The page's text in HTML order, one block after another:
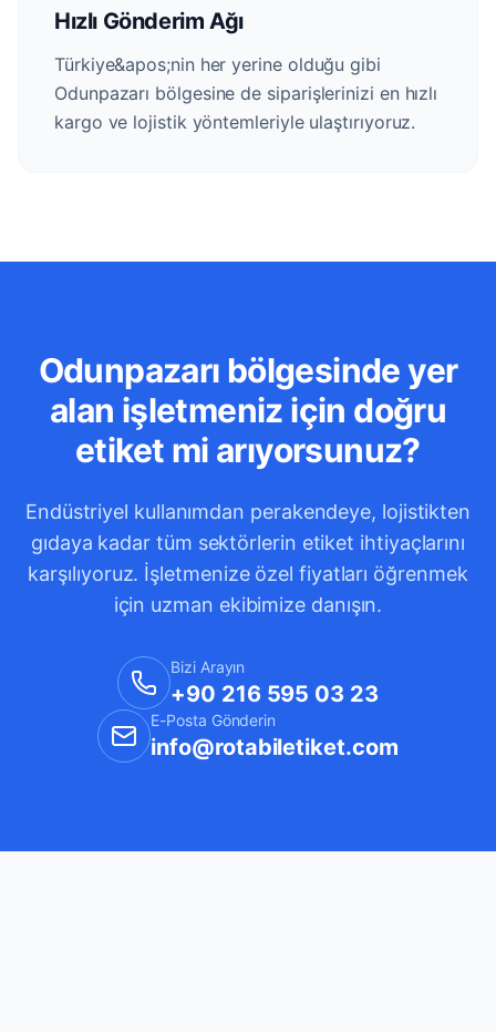
Hızlı Gönderim Ağı
Türkiye&apos;nin her yerine olduğu gibi
Odunpazarı bölgesine de siparişlerinizi en hızlı
kargo ve lojistik yöntemleriyle ulaştırıyoruz.
Odunpazarı bölgesinde yer
alan işletmeniz için doğru
etiket mi arıyorsunuz?
Endüstriyel kullanımdan perakendeye, lojistikten
gıdaya kadar tüm sektörlerin etiket ihtiyaçlarını
karşılıyoruz. İşletmenize özel fiyatları öğrenmek
için uzman ekibimize danışın.
Bizi Arayın
+90 216 595 03 23
E-Posta Gönderin
info@rotabiletiket.com